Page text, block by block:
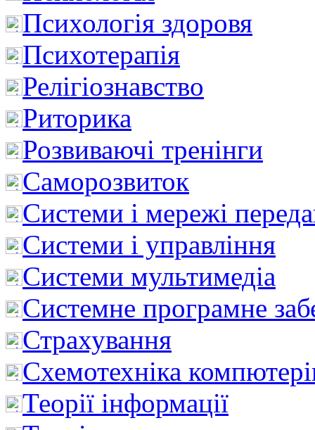
Психологія здоровя
Психотерапія
Релігіознавство
Риторика
Розвиваючі тренінги
Саморозвиток
Системи і мережі
Системи і управління
Системи мультимедіа
Системне програмне
Страхування
Схемотехніка
Теорії інформації